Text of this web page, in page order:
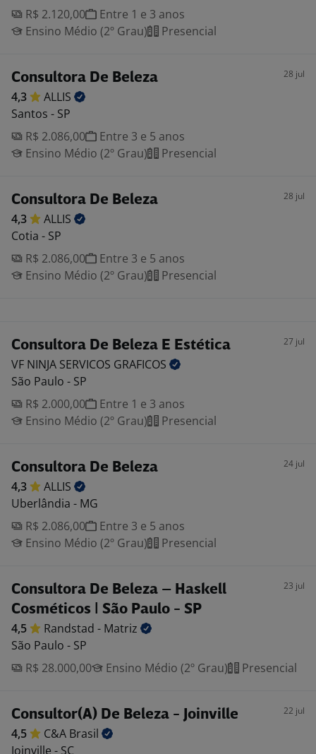
R$ 2.120,00
Entre 1 e 3 anos
Ensino Médio (2º Grau)
Presencial
Consultora De Beleza 28 jul
4,3
ALLIS
Santos - SP
R$ 2.086,00
Entre 3 e 5 anos
Ensino Médio (2º Grau)
Presencial
Consultora De Beleza 28 jul
4,3
ALLIS
Cotia - SP
R$ 2.086,00
Entre 3 e 5 anos
Ensino Médio (2º Grau)
Presencial
Consultora De Beleza E Estética 27 jul
VF NINJA SERVICOS GRAFICOS
São Paulo - SP
R$ 2.000,00
Entre 1 e 3 anos
Ensino Médio (2º Grau)
Presencial
Consultora De Beleza 24 jul
4,3
ALLIS
Uberlândia - MG
R$ 2.086,00
Entre 3 e 5 anos
Ensino Médio (2º Grau)
Presencial
Consultora De Beleza – Haskell
Cosméticos | São Paulo - SP
23 jul
4,5 Randstad - Matriz
São Paulo - SP
R$ 28.000,00
Ensino Médio (2º Grau) Presencial
Consultor(A) De Beleza - Joinville 22 jul
4,5 C&A Brasil
Joinville - SC